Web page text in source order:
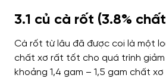
3.1 củ cà rốt (3.8%
Cà rốt từ lâu đã được coi là một
chất xơ rất tốt cho quá trình giảm
khoảng 1,4 gam – 1,5 gam chất